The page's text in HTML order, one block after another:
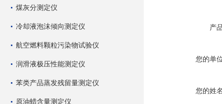
煤灰分测定仪
冷却液泡沫倾向测定仪
航空燃料颗粒污染物试验仪
润滑液极压性能测定仪
苯类产品蒸发残留量测定仪
原油蜡含量测定仪
产
您的单
您的姓